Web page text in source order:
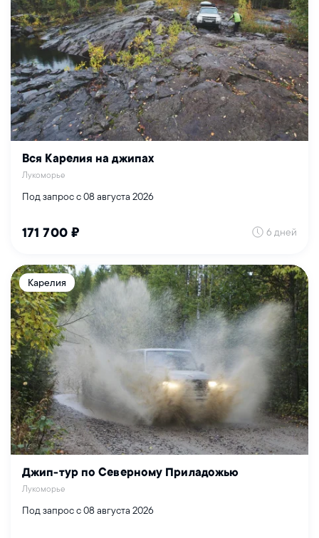
Вся Карелия на джипах
Лукоморье
Под запрос с 08 августа 2026
171 700 ₽ 6 дней
Карелия
Джип-тур по Северному Приладожью
Лукоморье
Под запрос с 08 августа 2026